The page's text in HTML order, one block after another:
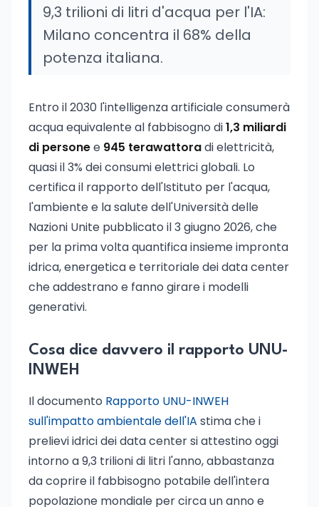
9,3 trilioni di litri d'acqua per l'IA:
Milano concentra il 68% della
potenza italiana.
Entro il 2030 l'intelligenza artificiale consumerà
acqua equivalente al fabbisogno di1,3 miliardi
di personee 945 terawattoradi elettricità,
quasi il 3% dei consumi elettrici globali. Lo
certifica il rapporto dell'Istituto per l'acqua,
l'ambiente e la salute dell'Università delle
Nazioni Unite pubblicato il 3 giugno 2026, che
per la prima volta quantifica insieme impronta
idrica, energetica e territoriale dei data center
che addestrano e fanno girare i modelli
generativi.
Cosa dice davvero il rapporto UNU-
INWEH
Il documento Rapporto UNU-INWEH
sull'impatto ambientale dell'IA stima che i
prelievi idrici dei data center si attestino oggi
intorno a 9,3 trilioni di litri l'anno, abbastanza
da coprire il fabbisogno potabile dell'intera
popolazione mondiale per circa un anno e